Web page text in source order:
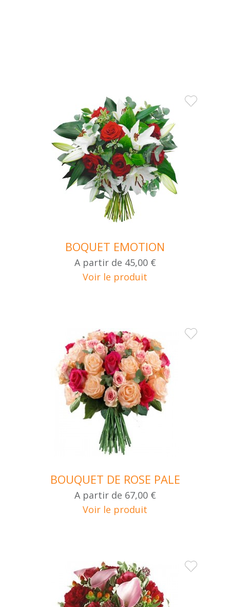
BOQUET EMOTION
A partir de 45,00 €
Voir le produit
BOUQUET DE ROSE PALE
A partir de 67,00 €
Voir le produit